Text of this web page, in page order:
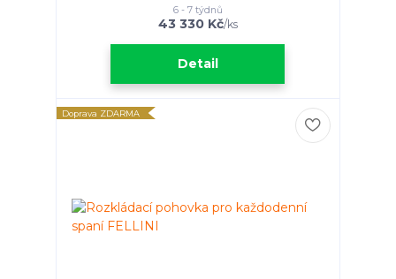
43 330 Kč/ks
6 - 7 týdnů
Detail
Doprava ZDARMA